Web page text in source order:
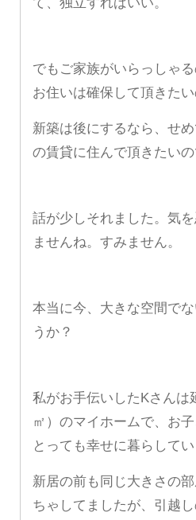
でもご家族がいらっしゃ
お住いは確保して頂きたい
新築は後にするなら、せ
の賃貸に住んで頂きたいの
話が少しそれました。気
ませんね。すみません。
本当に今、大きな空間で
うか？
私がお手伝いしたKさんは
㎡）のマイホームで、お
とっても幸せに暮らしてい
新居の前も同じ大きさの
ちゃしてましたが、引越